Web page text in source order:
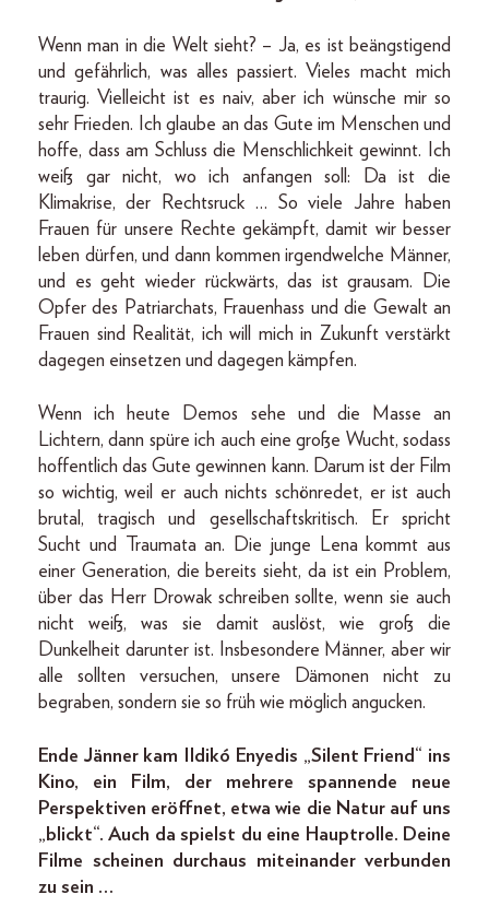
Wenn man in die Welt sieht? – Ja, es ist beängstigend
und gefährlich, was alles passiert. Vieles macht mich
traurig. Vielleicht ist es naiv, aber ich wünsche mir so
sehr Frieden. Ich glaube an das Gute im Menschen und
hoffe, dass am Schluss die Menschlichkeit gewinnt. Ich
weiß gar nicht, wo ich anfangen soll: Da ist die
Klimakrise, der Rechtsruck … So viele Jahre haben
Frauen für unsere Rechte gekämpft, damit wir besser
leben dürfen, und dann kommen irgendwelche Männer,
und es geht wieder rückwärts, das ist grausam. Die
Opfer des Patriarchats, Frauenhass und die Gewalt an
Frauen sind Realität, ich will mich in Zukunft verstärkt
dagegen einsetzen und dagegen kämpfen.
Wenn ich heute Demos sehe und die Masse an
Lichtern, dann spüre ich auch eine große Wucht, sodass
hoffentlich das Gute gewinnen kann. Darum ist der Film
so wichtig, weil er auch nichts schönredet, er ist auch
brutal, tragisch und gesellschaftskritisch. Er spricht
Sucht und Traumata an. Die junge Lena kommt aus
einer Generation, die bereits sieht, da ist ein Problem,
über das Herr Drowak schreiben sollte, wenn sie auch
nicht weiß, was sie damit auslöst, wie groß die
Dunkelheit darunter ist. Insbesondere Männer, aber wir
alle sollten versuchen, unsere Dämonen nicht zu
begraben, sondern sie so früh wie möglich angucken.
Ende Jänner kam Ildikó Enyedis „Silent Friend“ ins
Kino, ein Film, der mehrere spannende neue
Perspektiven eröffnet, etwa wie die Natur auf uns
„blickt“. Auch da spielst du eine Hauptrolle. Deine
Filme scheinen durchaus miteinander verbunden
zu sein …